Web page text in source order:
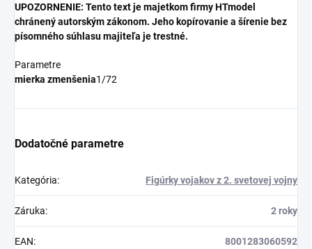
UPOZORNENIE: Tento text je majetkom firmy HTmodel
chránený autorským zákonom. Jeho kopírovanie a šírenie bez
písomného súhlasu majiteľa je trestné.
Parametre
mierka zmenšenia1/72
Dodatočné parametre
Kategória: Figúrky vojakov z 2. svetovej vojny
Záruka: 2 roky
EAN: 8001283060592